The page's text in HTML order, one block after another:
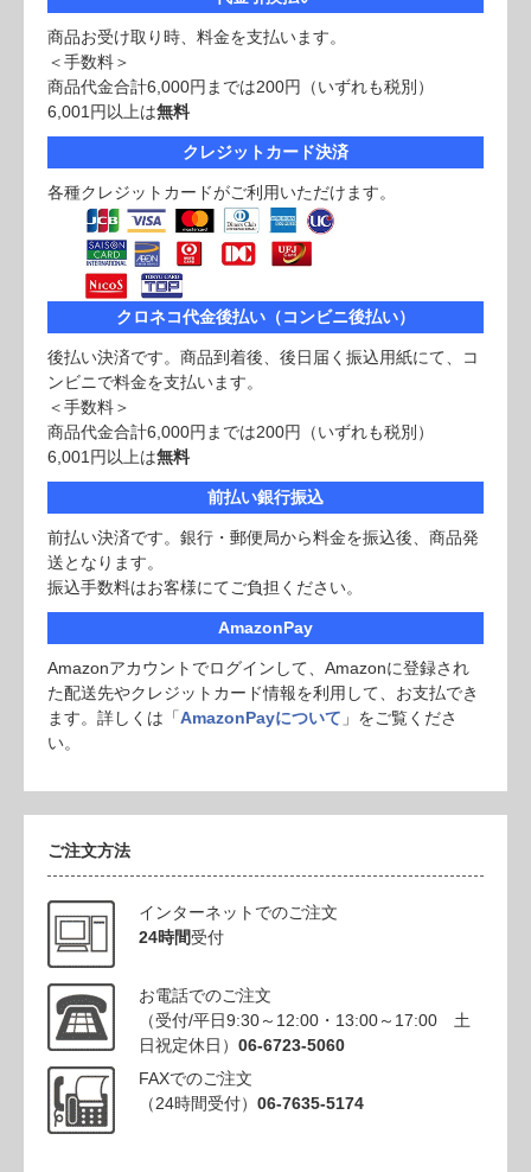
商品お受け取り時、料金を支払います。
＜手数料＞
商品代金合計6,000円までは200円（いずれも税別）
6,001円以上は無料
クレジットカード決済
各種クレジットカードがご利用いただけます。
クロネコ代金後払い（コンビニ後払い）
後払い決済です。商品到着後、後日届く振込用紙にて、コ
ンビニで料金を支払います。
＜手数料＞
商品代金合計6,000円までは200円（いずれも税別）
6,001円以上は無料
前払い銀行振込
前払い決済です。銀行・郵便局から料金を振込後、商品発
送となります。
振込手数料はお客様にてご負担ください。
AmazonPay
Amazonアカウントでログインして、Amazonに登録され
た配送先やクレジットカード情報を利用して、お支払でき
ます。詳しくは「AmazonPayについて 」をご覧くださ
い。
ご注文方法
インターネットでのご注文
24時間受付
お電話でのご注文
（受付/平日9:30～12:00・13:00～17:00 土
日祝定休日） 06-6723-5060
FAXでのご注文
（24時間受付） 06-7635-5174